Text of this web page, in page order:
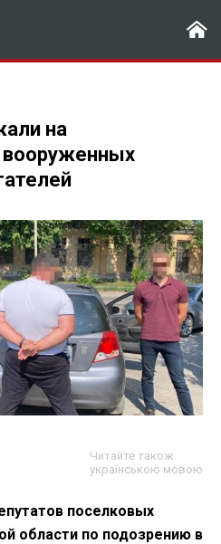
на
Читайте також
українською мовою
поселковых
области по подозрению в